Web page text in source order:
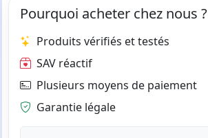
Pourquoi acheter chez nous ?
Produits vérifiés et testés
SAV réactif
Plusieurs moyens de paiement
Garantie légale